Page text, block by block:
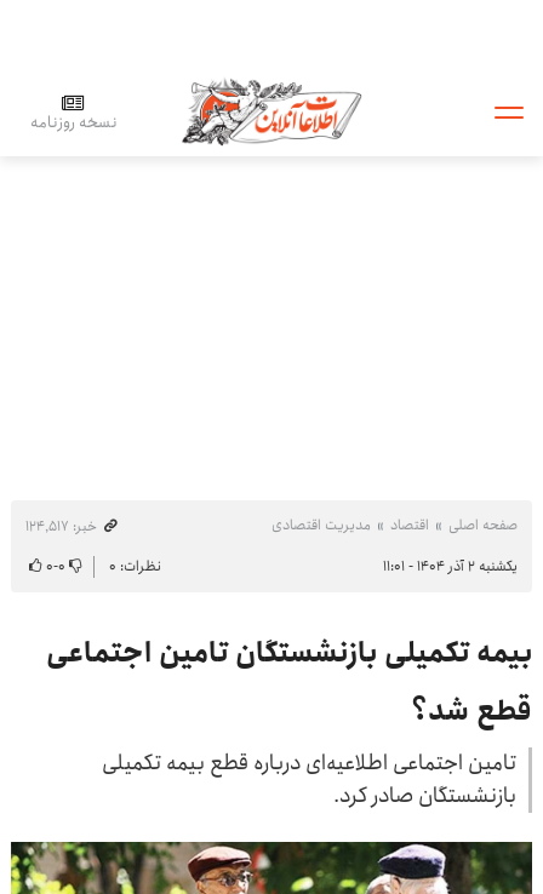
نسخه روزنامه
صفحه اصلی اقتصاد مدیریت اقتصادی
خبر: ۱۲۴٬۵۱۷
یکشنبه ۲ آذر ۱۴۰۴ - ۱۱:۰۱
نظرات: ۰ ۰-۰
بیمه تکمیلی بازنشستگان تامین اجتماعی
قطع شد؟
تامین اجتماعی اطلاعیه‌ای درباره قطع بیمه تکمیلی
بازنشستگان صادر کرد.